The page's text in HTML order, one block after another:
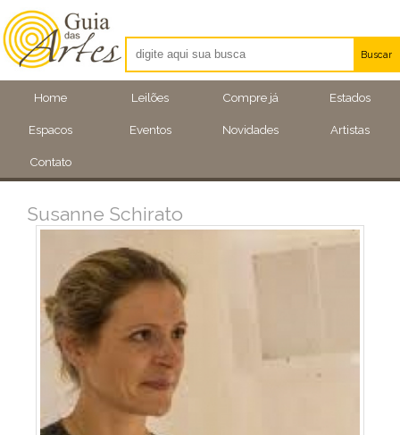
Home Leilões Compre já Estados
Espacos Eventos Novidades Artistas
Contato
Buscar
Artistas
Eventos
Susanne Schirato